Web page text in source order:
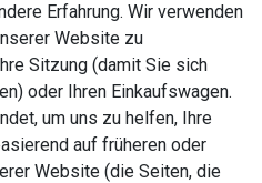
Erfahrung. Wir verwenden
Website zu
Sitzung (damit Sie sich
oder Ihren Einkaufswagen.
um uns zu helfen, Ihre
auf früheren oder
Website (die Seiten, die